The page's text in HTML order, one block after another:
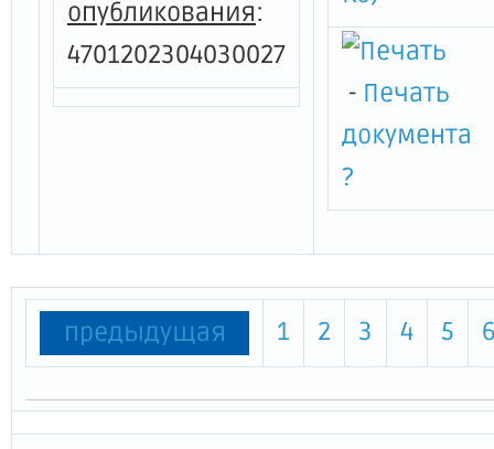
опубликования:
4701202304030027
- Печать
документа
?
предыдущая 1 2 3 4 5